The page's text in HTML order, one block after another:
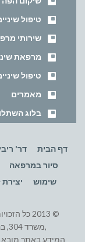
טיפול
שירותי
מרפאת
טיפול
מאמרים
בלוג
דף הבית דר'
סיור במרפאה
שימוש
,משרד 304, בניין "רסקו סיטי", באר שבע, טל: 08-6279640
המידע באתר מובא